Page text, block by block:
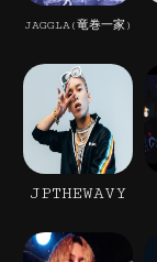
JAGGLA(竜巻一家)
JPTHEWAVY